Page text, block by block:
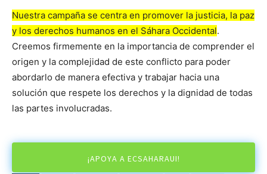
Nuestra campaña se centra en promover la justicia, la paz
y los derechos humanos en el Sáhara Occidental.
Creemos firmemente en la importancia de comprender el
origen y la complejidad de este conflicto para poder
abordarlo de manera efectiva y trabajar hacia una
solución que respete los derechos y la dignidad de todas
las partes involucradas.
¡APOYA A ECSAHARAUI!